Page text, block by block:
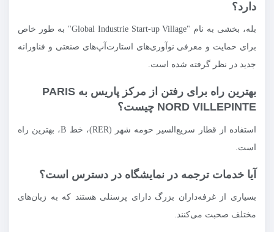
دارد؟
بله، بخشی به نام "Global Industrie Start-up Village" به طور خاص
برای حمایت و معرفی نوآوری‌های استارت‌آپ‌های صنعتی و فناورانه
جدید در نظر گرفته شده است.
بهترین راه برای رفتن از مرکز پاریس به PARIS
NORD VILLEPINTE چیست؟
استفاده از قطار سریع‌السیر حومه شهر (RER)، خط B، بهترین راه
است.
آیا خدمات ترجمه در نمایشگاه در دسترس است؟
بسیاری از غرفه‌داران بزرگ دارای پرسنلی هستند که به زبان‌های
مختلف صحبت می‌کنند.